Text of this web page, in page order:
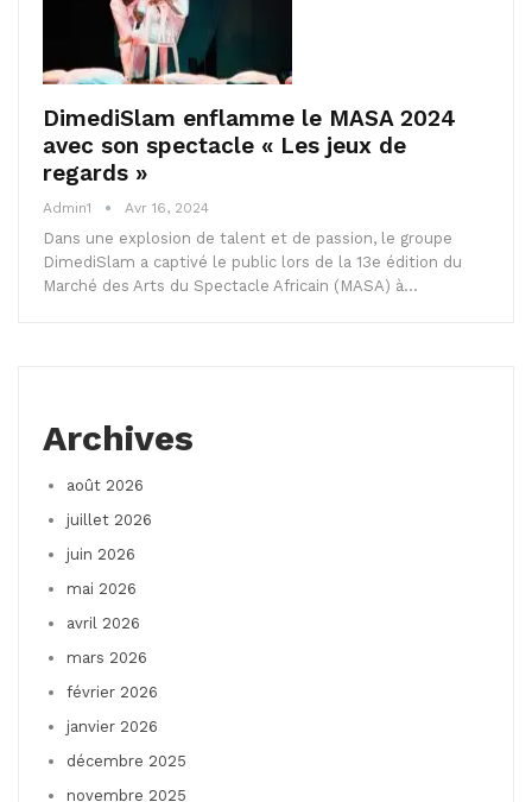
DimediSlam enflamme le MASA 2024
avec son spectacle « Les jeux de
regards »
Admin1 Avr 16, 2024
Dans une explosion de talent et de passion, le groupe
DimediSlam a captivé le public lors de la 13e édition du
Marché des Arts du Spectacle Africain (MASA) à…
Archives
août 2026
juillet 2026
juin 2026
mai 2026
avril 2026
mars 2026
février 2026
janvier 2026
décembre 2025
novembre 2025